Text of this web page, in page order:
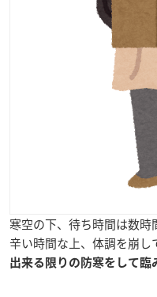
寒空の下、待ち時間は数
辛い時間な上、体調を崩し
出来る限りの防寒をして臨